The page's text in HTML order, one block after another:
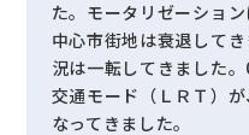
た。モータリゼーショ
中心市街地は衰退して
況は一転してきました。
交通モード（ＬＲＴ）
なってきました。